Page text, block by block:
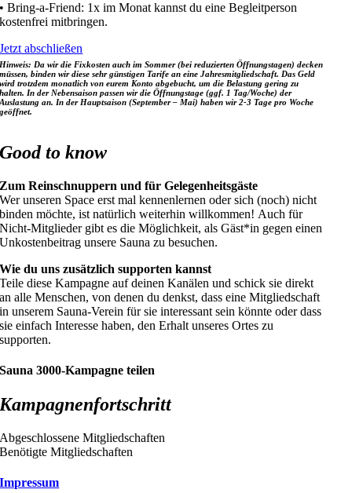
• Bring-a-Friend: 1x im Monat kannst du eine Begleitperson
kostenfrei mitbringen.
Jetzt abschließen
Hinweis: Da wir die Fixkosten auch im Sommer (bei reduzierten Öffnungstagen) decken
müssen, binden wir diese sehr günstigen Tarife an eine Jahresmitgliedschaft. Das Geld
wird trotzdem monatlich von eurem Konto abgebucht, um die Belastung gering zu
halten. In der Nebensaison passen wir die Öffnungstage (ggf. 1 Tag/Woche) der
Auslastung an. In der Hauptsaison (September – Mai) haben wir 2-3 Tage pro Woche
geöffnet.
Good to know
Zum Reinschnuppern und für Gelegenheitsgäste
Wer unseren Space erst mal kennenlernen oder sich (noch) nicht
binden möchte, ist natürlich weiterhin willkommen! Auch für
Nicht-Mitglieder gibt es die Möglichkeit, als Gäst*in gegen einen
Unkostenbeitrag unsere Sauna zu besuchen.
Wie du uns zusätzlich supporten kannst
Teile diese Kampagne auf deinen Kanälen und schick sie direkt
an alle Menschen, von denen du denkst, dass eine Mitgliedschaft
in unserem Sauna-Verein für sie interessant sein könnte oder dass
sie einfach Interesse haben, den Erhalt unseres Ortes zu
supporten.
Sauna 3000-Kampagne teilen
Kampagnenfortschritt
Abgeschlossene Mitgliedschaften
Benötigte Mitgliedschaften
Impressum